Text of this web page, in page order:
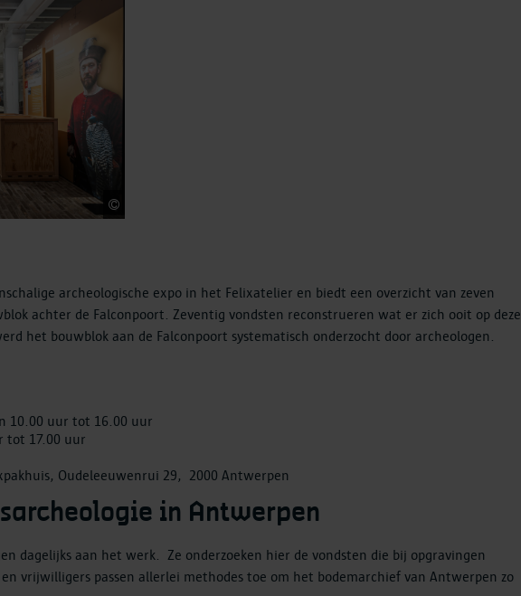
archeologische expo in het Felixatelier en biedt een overzicht van zeven
achter de Falconpoort. Zeventig vondsten reconstrueren wat er zich ooit op deze
het bouwblok aan de Falconpoort systematisch onderzocht door archeologen.
10.00 uur tot 16.00 uur
tot 17.00 uur
Oudeleeuwenrui 29, 2000 Antwerpen
in Antwerpen
dagelijks aan het werk. Ze onderzoeken hier de vondsten die bij opgravingen
vrijwilligers passen allerlei methodes toe om het bodemarchief van Antwerpen zo